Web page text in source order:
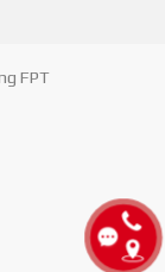
FPT